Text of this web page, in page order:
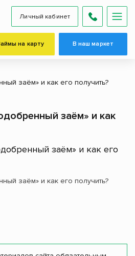
Личный кабинет
на карту В наш маркет
заём» и как его получить?
заём» и как
заём» и как его получить?